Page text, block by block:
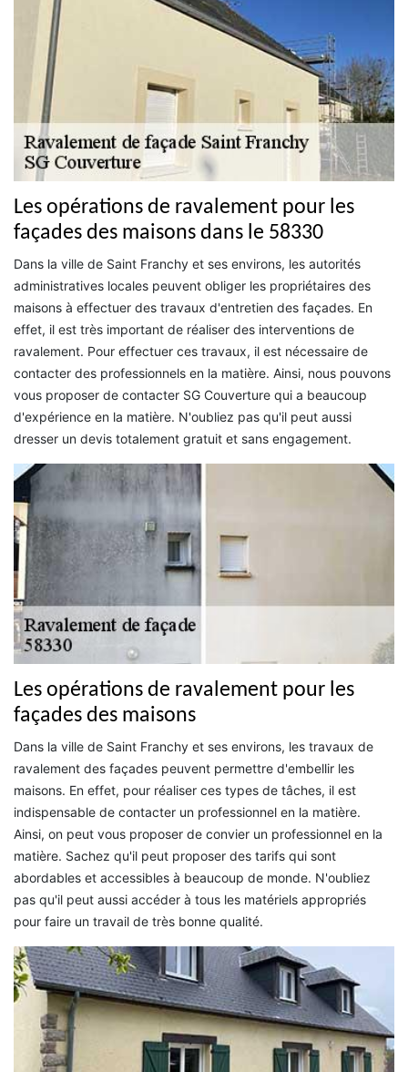
Les opérations de ravalement pour les
façades des maisons dans le 58330
Dans la ville de Saint Franchy et ses environs, les autorités
administratives locales peuvent obliger les propriétaires des
maisons à effectuer des travaux d'entretien des façades. En
effet, il est très important de réaliser des interventions de
ravalement. Pour effectuer ces travaux, il est nécessaire de
contacter des professionnels en la matière. Ainsi, nous pouvons
vous proposer de contacter SG Couverture qui a beaucoup
d'expérience en la matière. N'oubliez pas qu'il peut aussi
dresser un devis totalement gratuit et sans engagement.
Les opérations de ravalement pour les
façades des maisons
Dans la ville de Saint Franchy et ses environs, les travaux de
ravalement des façades peuvent permettre d'embellir les
maisons. En effet, pour réaliser ces types de tâches, il est
indispensable de contacter un professionnel en la matière.
Ainsi, on peut vous proposer de convier un professionnel en la
matière. Sachez qu'il peut proposer des tarifs qui sont
abordables et accessibles à beaucoup de monde. N'oubliez
pas qu'il peut aussi accéder à tous les matériels appropriés
pour faire un travail de très bonne qualité.